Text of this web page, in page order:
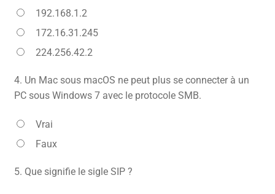
192.168.1.2
172.16.31.245
224.256.42.2
4. Un Mac sous macOS ne peut plus se connecter à un
PC sous Windows 7 avec le protocole SMB.
Vrai
Faux
5. Que signifie le sigle SIP ?